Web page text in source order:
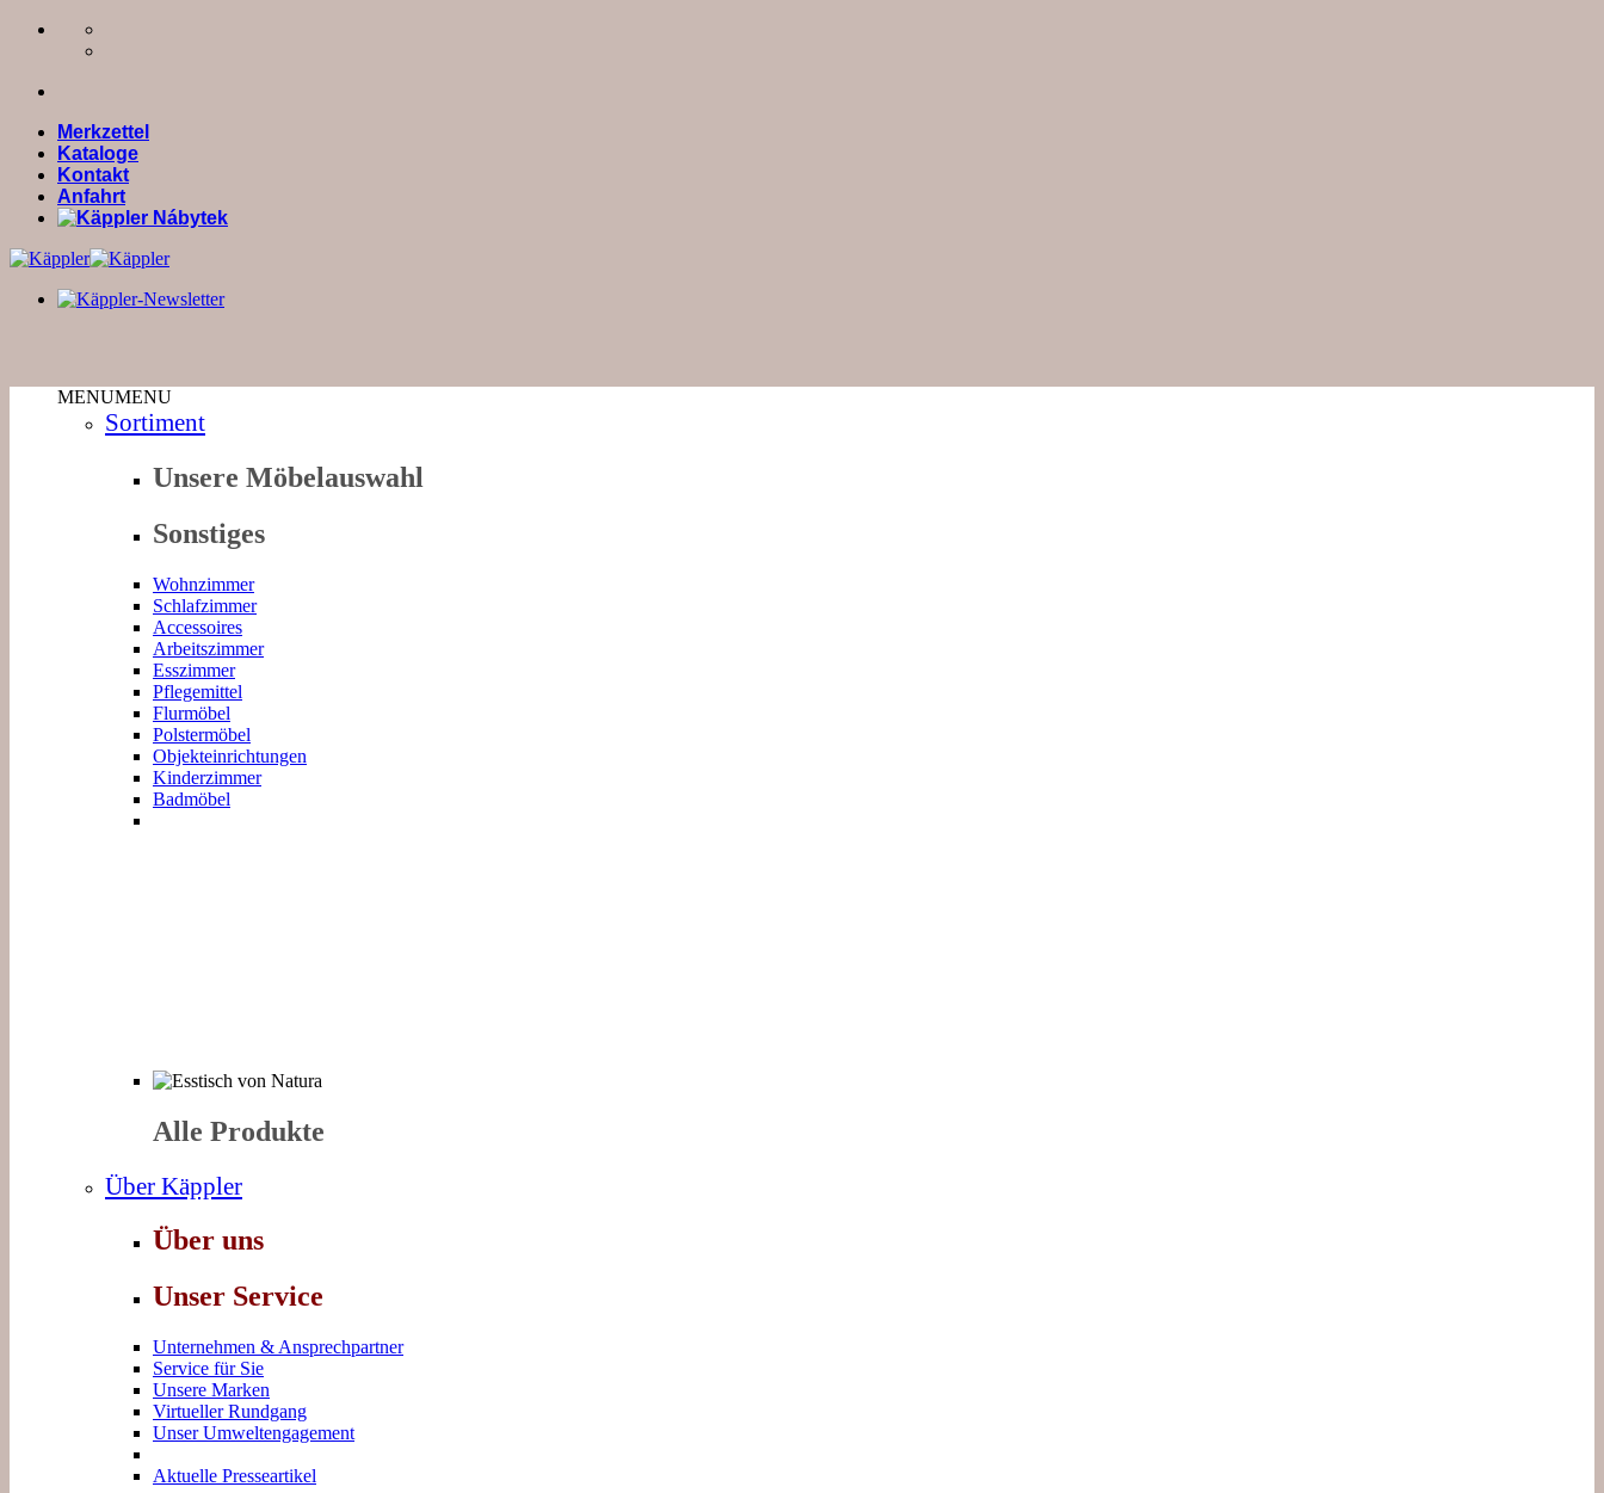
Zum
Merkzettel
Kataloge
Kontakt
Anfahrt
MENUMENU
Sortiment
Unsere Möbelauswahl
Sonstiges
Wohnzimmer
Schlafzimmer
Accessoires
Arbeitszimmer
Esszimmer
Pflegemittel
Flurmöbel
Polstermöbel
Objekteinrichtungen
Kinderzimmer
Badmöbel
Alle Produkte
Über Käppler
Über uns
Unser Service
Unternehmen & Ansprechpartner
Service für Sie
Unsere Marken
Virtueller Rundgang
Unser Umweltengagement
Aktuelle Presseartikel